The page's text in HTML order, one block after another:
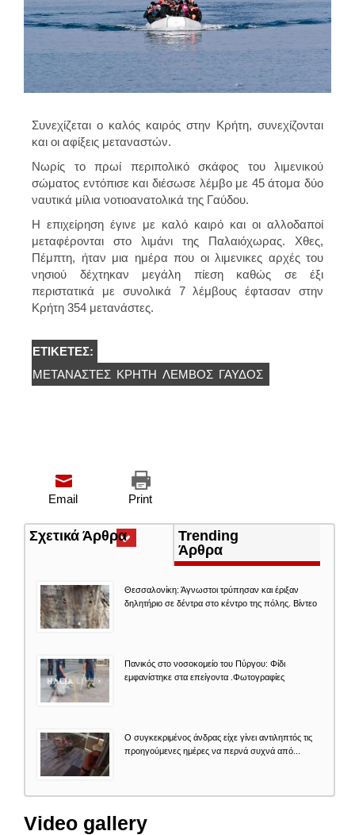
Συνεχίζεται ο καλός καιρός στην Κρήτη, συνεχίζονται
και οι αφίξεις μεταναστών.
Νωρίς το πρωί περιπολικό σκάφος του λιμενικού
σώματος εντόπισε και διέσωσε λέμβο με 45 άτομα δύο
ναυτικά μίλια νοτιοανατολικά της Γαύδου.
Η επιχείρηση έγινε με καλό καιρό και οι αλλοδαποί
μεταφέρονται στο λιμάνι της Παλαιόχωρας. Χθες,
Πέμπτη, ήταν μια ημέρα που οι λιμενικες αρχές του
νησιού δέχτηκαν μεγάλη πίεση καθώς σε έξι
περιστατικά με συνολικά 7 λέμβους έφτασαν στην
Κρήτη 354 μετανάστες.
ΕΤΙΚΈΤΕΣ:
ΜΕΤΑΝΆΣΤΕΣ ΚΡΉΤΗ ΛΕΜΒΟΣ ΓΑΥΔΟΣ
Print
Email
Σχετικά Άρθρα(ενεργή
καρτέλα)
Trending
Άρθρα
Θεσσαλονίκη: Άγνωστοι τρύπησαν και έριξαν
δηλητήριο σε δέντρα στο κέντρο της πόλης. Βίντεο
Πανικός στο νοσοκομείο του Πύργου: Φίδι
εμφανίστηκε στα επείγοντα .Φωτογραφίες
Ο συγκεκριμένος άνδρας είχε γίνει αντιληπτός τις
προηγούμενες ημέρες να περνά συχνά από...
Video gallery